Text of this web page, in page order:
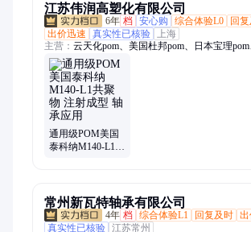
江苏伟润高塑化有限公司
6年 档 安心购 综合体验L0
回
出价迅速
真实性已核验
上海
主营： 云天化pom、美国杜邦pom、日本宝理
pom、德国巴斯夫tpu、科思创tpu、奇美abs、德
国首诺pom、泰科纳pom、韩国可隆pom、韩国工
天pc、日本三菱pom、PPO、沙伯基础pc/abs、法
PPA、云天化POM m90、美国陶氏poe、埃克森
聚甲醛、pom云天化m90、LCP、PTFE
通用级POM美国
泰科纳M140-L1共
常州新瓦特轴承有限公司
4年 档 综合体验L1 回复及时 出
真实性已核验 江苏常州